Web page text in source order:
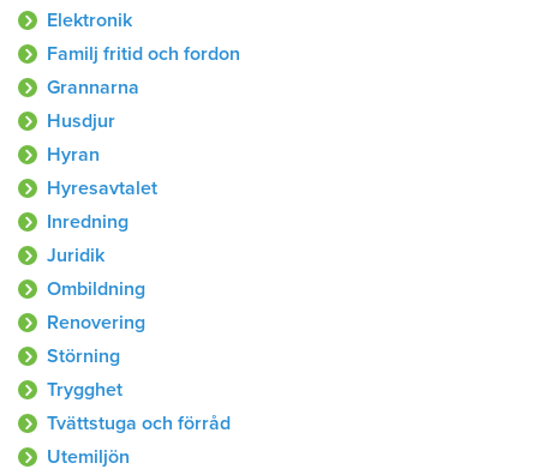
Elektronik
Familj fritid och fordon
Grannarna
Husdjur
Hyran
Hyresavtalet
Inredning
Juridik
Ombildning
Renovering
Störning
Trygghet
Tvättstuga och förråd
Utemiljön